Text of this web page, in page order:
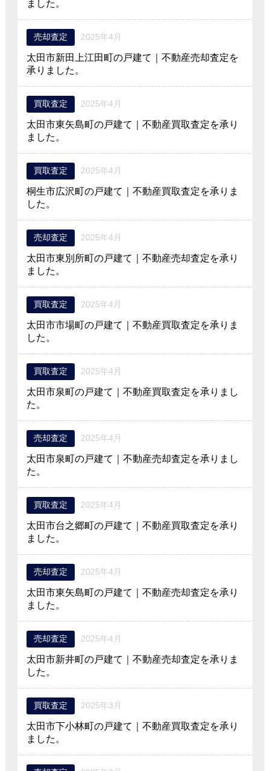
ました。
売却査定 2025年4月
太田市新田上江田町の戸建て｜不動産売却査定を
承りました。
買取査定 2025年4月
太田市東矢島町の戸建て｜不動産買取査定を承り
ました。
買取査定 2025年4月
桐生市広沢町の戸建て｜不動産買取査定を承りま
した。
売却査定 2025年4月
太田市東別所町の戸建て｜不動産売却査定を承り
ました。
買取査定 2025年4月
太田市市場町の戸建て｜不動産買取査定を承りま
した。
買取査定 2025年4月
太田市泉町の戸建て｜不動産買取査定を承りまし
た。
売却査定 2025年4月
太田市泉町の戸建て｜不動産売却査定を承りまし
た。
買取査定 2025年4月
太田市台之郷町の戸建て｜不動産買取査定を承り
ました。
売却査定 2025年4月
太田市東矢島町の戸建て｜不動産売却査定を承り
ました。
売却査定 2025年4月
太田市新井町の戸建て｜不動産売却査定を承りま
した。
買取査定 2025年3月
太田市下小林町の戸建て｜不動産買取査定を承り
ました。